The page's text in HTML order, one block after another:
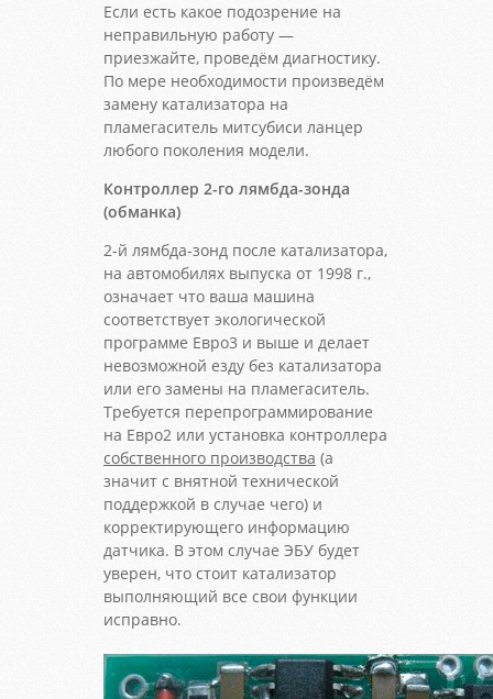
Если есть какое подозрение на
неправильную работу —
приезжайте, проведём диагностику.
По мере необходимости произведём
замену катализатора на
пламегаситель митсубиси ланцер
любого поколения модели.
Контроллер 2-го лямбда-зонда
(обманка)
2-й лямбда-зонд после катализатора,
на автомобилях выпуска от 1998 г.,
означает что ваша машина
соответствует экологической
программе Евро3 и выше и делает
невозможной езду без катализатора
или его замены на пламегаситель.
Требуется перепрограммирование
на Евро2 или установка контроллера
собственного производства (а
значит с внятной технической
поддержкой в случае чего) и
корректирующего информацию
датчика. В этом случае ЭБУ будет
уверен, что стоит катализатор
выполняющий все свои функции
исправно.